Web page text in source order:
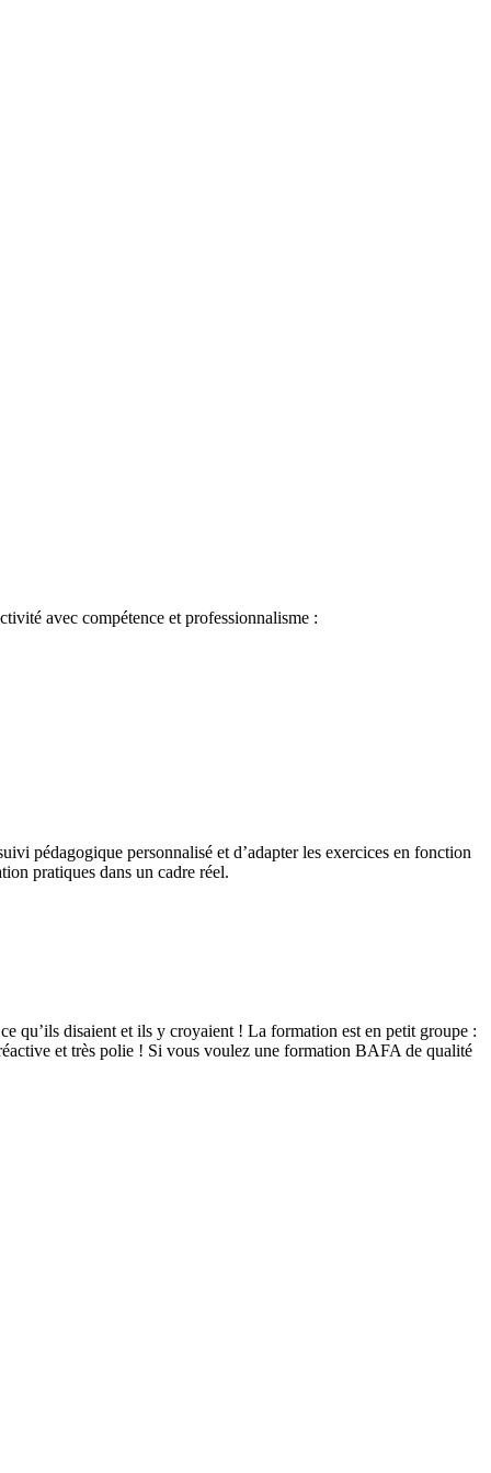
avec compétence et professionnalisme :
pédagogique personnalisé et d’adapter les exercices en fonction
pratiques dans un cadre réel.
qu’ils disaient et ils y croyaient ! La formation est en petit groupe :
et très polie ! Si vous voulez une formation BAFA de qualité